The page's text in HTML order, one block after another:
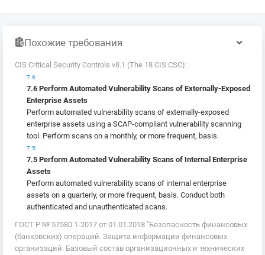
Похожие требования
CIS Critical Security Controls v8.1 (The 18 CIS CSC):
7.6
7.6 Perform Automated Vulnerability Scans of Externally-Exposed
Enterprise Assets
Perform automated vulnerability scans of externally-exposed
enterprise assets using a SCAP-compliant vulnerability scanning
tool. Perform scans on a monthly, or more frequent, basis.
7.5
7.5 Perform Automated Vulnerability Scans of Internal Enterprise
Assets
Perform automated vulnerability scans of internal enterprise
assets on a quarterly, or more frequent, basis. Conduct both
authenticated and unauthenticated scans.
ГОСТ Р № 57580.1-2017 от 01.01.2018 "Безопасность финансовых
(банковских) операций. Защита информации финансовых
организаций. Базовый состав организационных и технических